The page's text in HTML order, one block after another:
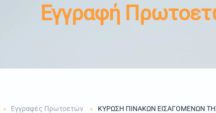
Εγγραφή
Εγγραφές Πρωτοετών
ΚΥΡΩΣΗ ΠΙΝΑΚΩΝ ΕΙΣΑΓΟΜΕΝΩΝ